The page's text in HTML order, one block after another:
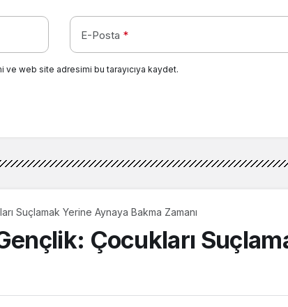
E-Posta *
ve web site adresimi bu tarayıcıya kaydet.
Suçlamak Yerine Aynaya Bakma Zamanı
Çocukları